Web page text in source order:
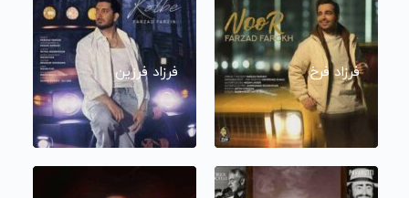
فرزاد فرخ فرزاد فرزین